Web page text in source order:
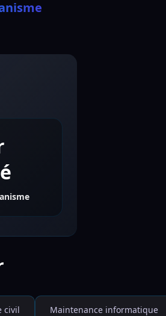
civil Maintenance informatique